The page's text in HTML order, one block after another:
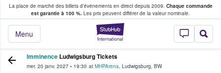
La place de marché des billets d’événements en direct depuis 2009. Chaque commande
est garantie à 100 %. Les prix peuvent différer de la valeur nominale.
StubHub - Où
Menu
fans achètent et vendent des billets
Imminence Ludwigsburg Tickets
mer. 20 janv. 2027 • 19:30 at MHPArena, Ludwigsburg, BW